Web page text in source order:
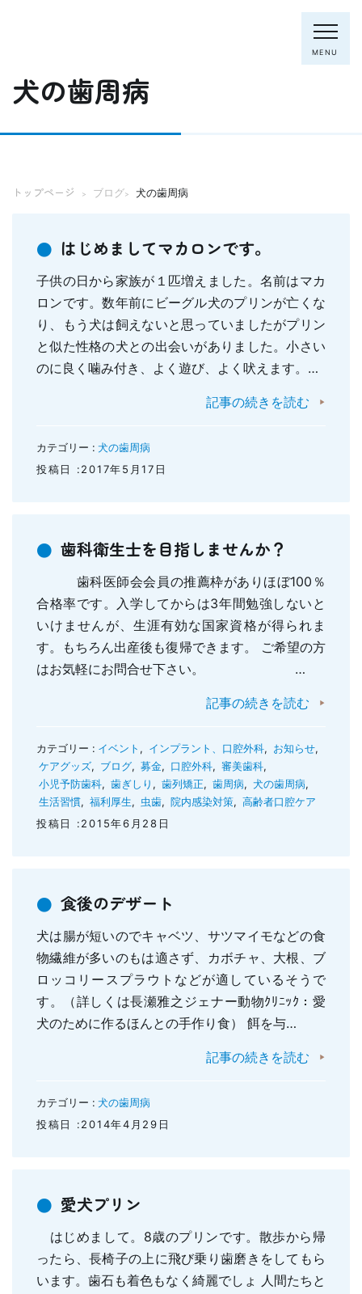
MENU
トップページ
診療内容
むし歯の治療
歯周病の治療
予防歯科
小児のむし歯予防
ホワイトニング
歯列矯正(主に成人)
入れ歯
親知らずの抜歯
顎関節症
地図・診療時間
犬の歯周病
トップページ > ブログ> 犬の歯周病
はじめましてマカロンです。
子供の日から家族が１匹増えました。名前はマカ
ロンです。数年前にビーグル犬のプリンが亡くな
り、もう犬は飼えないと思っていましたがプリン
と似た性格の犬との出会いがありました。小さい
のに良く噛み付き、よく遊び、よく吠えます。…
記事の続きを読む
カテゴリー : 犬の歯周病
投稿日 :2017年5月17日
歯科衛生士を目指しませんか？
歯科医師会会員の推薦枠がありほぼ100％
合格率です。入学してからは3年間勉強しないと
いけませんが、生涯有効な国家資格が得られま
す。もちろん出産後も復帰できます。 ご希望の方
はお気軽にお問合せ下さい。 …
記事の続きを読む
カテゴリー : イベント , インプラント、口腔外科, お知らせ,
ケアグッズ, ブログ, 募金, 口腔外科, 審美歯科,
小児予防歯科, 歯ぎしり , 歯列矯正, 歯周病, 犬の歯周病,
生活習慣, 福利厚生, 虫歯, 院内感染対策, 高齢者口腔ケア
投稿日 :2015年6月28日
食後のデザート
犬は腸が短いのでキャベツ、サツマイモなどの食
物繊維が多いのもは適さず、カボチャ、大根、ブ
ロッコリースプラウトなどが適しているそうで
す。（詳しくは長瀬雅之ジェナー動物ｸﾘﾆｯｸ：愛
犬のために作るほんとの手作り食） 餌を与…
記事の続きを読む
カテゴリー : 犬の歯周病
投稿日 :2014年4月29日
愛犬プリン
はじめまして。8歳のプリンです。散歩から帰
ったら、長椅子の上に飛び乗り歯磨きをしてもら
います。歯石も着色もなく綺麗でしょ 人間たちと